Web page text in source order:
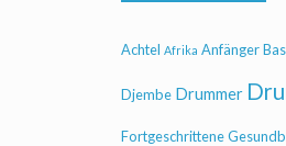
Achtel Afrika Anfänger
Djembe Drummer
Fortgeschrittene